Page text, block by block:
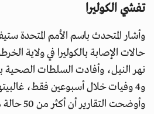
تفشي الكوليرا
وأشار المتحدث باسم الأمم المتحدة
حالات الإصابة بالكوليرا في ولاية
و4 وفيات خلال أسبوعين فقط،
وأوضحت